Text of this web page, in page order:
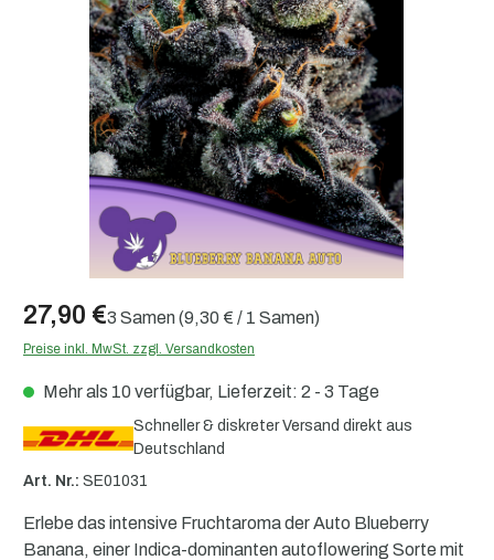
27,90 €3 Samen(9,30 € / 1 Samen)
Preise inkl. MwSt. zzgl. Versandkosten
Mehr als 10 verfügbar, Lieferzeit: 2 - 3 Tage
Schneller & diskreter Versand direkt aus
Deutschland
Art. Nr.: SE01031
Erlebe das intensive Fruchtaroma der Auto Blueberry
Banana, einer Indica-dominanten autoflowering Sorte mit